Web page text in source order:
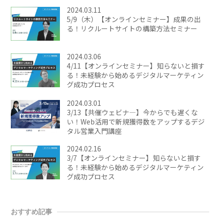
2024.03.11
5/9（木）【オンラインセミナー】成果の出
る！リクルートサイトの構築方法セミナー
2024.03.06
4/11【オンラインセミナー】知らないと損す
る！未経験から始めるデジタルマーケティン
グ成功プロセス
2024.03.01
3/13【共催ウェビナ―】今からでも遅くな
い！Web活用で新規獲得数をアップするデジ
タル営業入門講座
2024.02.16
3/7【オンラインセミナー】知らないと損す
る！未経験から始めるデジタルマーケティン
グ成功プロセス
おすすめ記事